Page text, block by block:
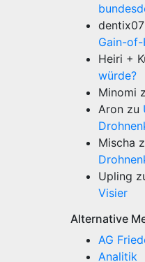
dentix07
Gain-of-
Heiri +
würde?
Minomi
Aron zu
Mischa
Upling
Visier
Alternative
AG
Analitik